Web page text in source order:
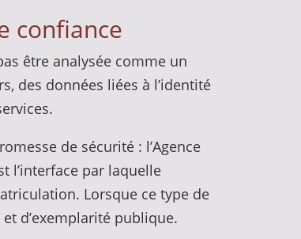
confiance
être analysée comme un
des données liées à l’identité
de sécurité : l’Agence
l’interface par laquelle
Lorsque ce type de
d’exemplarité publique.